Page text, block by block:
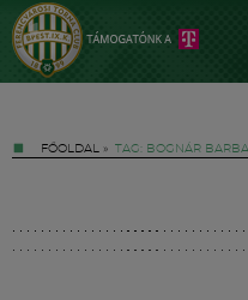
FŐOLDAL » TAG: BOGNÁR